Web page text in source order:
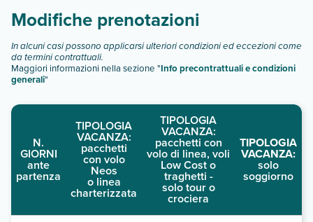
Modifiche prenotazioni
In alcuni casi possono applicarsi ulteriori condizioni ed eccezioni come
da termini contrattuali.
Maggiori informazioni nella sezione "Info precontrattuali e condizioni
generali"
N.
GIORNI
ante
partenza
TIPOLOGIA
VACANZA:
pacchetti
con volo
Neos
o linea
charterizzata
TIPOLOGIA
VACANZA:
pacchetti con
volo di linea, voli
Low Cost o
traghetti -
solo tour o
crociera
TIPOLOGIA
VACANZA:
solo
soggiorno